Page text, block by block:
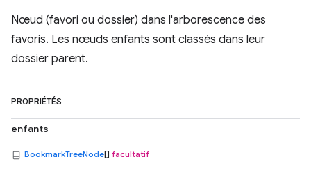
Nœud (favori ou dossier) dans l'arborescence des
favoris. Les nœuds enfants sont classés dans leur
dossier parent.
PROPRIÉTÉS
enfants
BookmarkTreeNode[] facultatif